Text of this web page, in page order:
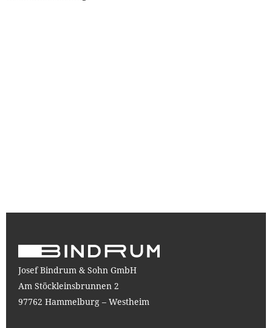
Josef Bindrum & Sohn GmbH
Am Stöckleinsbrunnen 2
97762 Hammelburg – Westheim